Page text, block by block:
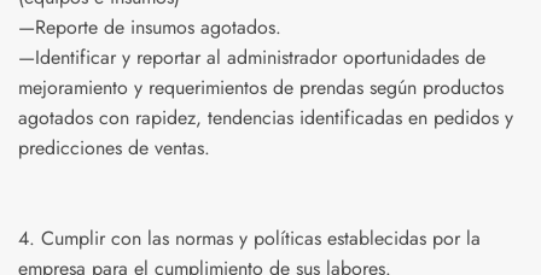
—Reporte de insumos agotados.
—Identificar y reportar al administrador oportunidades de
mejoramiento y requerimientos de prendas según productos
agotados con rapidez, tendencias identificadas en pedidos y
predicciones de ventas.
4.⁠ ⁠Cumplir con las normas y políticas establecidas por la
empresa para el cumplimiento de sus labores.